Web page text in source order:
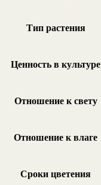
Тип растения
Ценность в культуре
Отношение к свету
Отношение к влаге
Сроки цветения